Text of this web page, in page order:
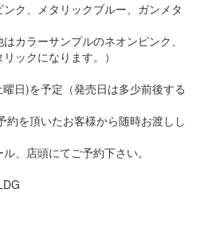
ク、メタリックブルー、ガンメタ
カラーサンプルのネオンピンク、
ックになります。）
日)を予定（発売日は多少前後する
約を頂いたお客様から随時お渡しし
、店頭にてご予約下さい。